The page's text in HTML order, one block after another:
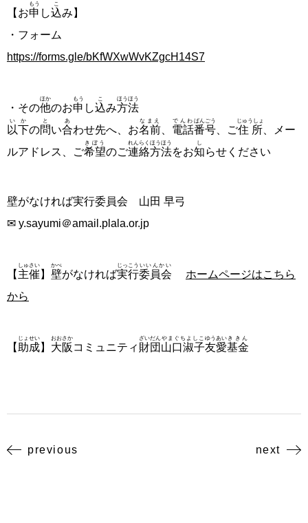
【お申
もう
し込
こ
み】
・フォーム
https://forms.gle/bKfWXwWvKZgcH14S7
・その他
ほか
のお申
もう
し込
こ
み方法
ほうほう
以下
いか
の問
と
い合
あ
わせ先へ、お名前
なまえ
電話
でんわ
番
ばん
号
ごう
、ご住所
じゅうしょ
、メー
ルアドレス、ご希望
きぼう
のご連絡
れんらく
方法
ほうほう
をお知
し
らせください
壁がなければ実行委員会 山田 早弓
✉ y.sayumi＠amail.plala.or.jp
【 主催
しゅさい
】 壁
かべ
がなければ実行
じっこう
委員会
いいんかい
ホームページはこちら
から
【 助成
じょせい
】 大阪
おおさか
コミュニティ 財団
ざいだん
山口淑子
やまぐちよしこ
友愛
ゆうあい
基金
ききん
previous next